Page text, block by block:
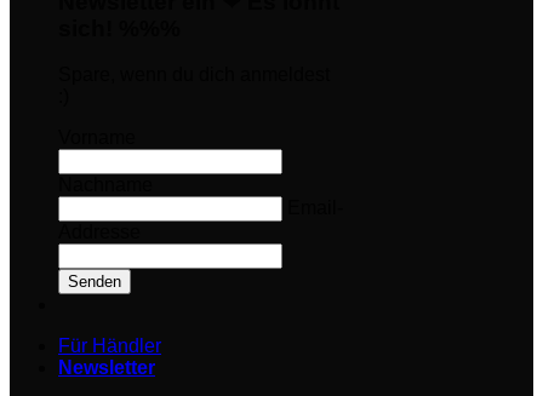
Senden
Für Händler
Newsletter